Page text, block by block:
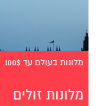
מלונות בעולם עד 100$
מלונות זולים